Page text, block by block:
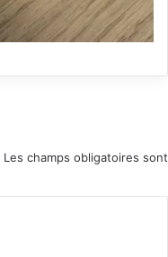
Les champs obligatoires sont